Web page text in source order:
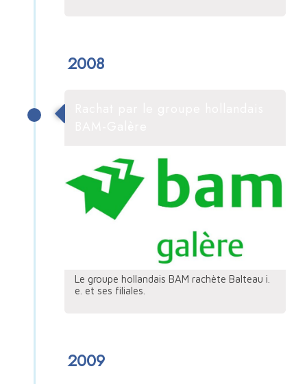
2008
Le groupe hollandais BAM rachète Balteau i.
e. et ses filiales.
2009